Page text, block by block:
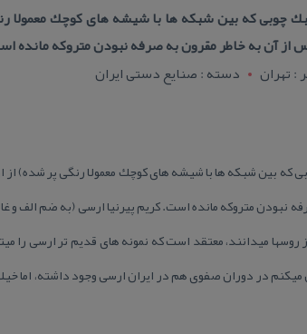
كه بین شبكه ها با شیشه های كوچك معمولا
از آن به خاطر مقرون به صرفه نبودن متروكه مانده
: تهران
دسته : صنایع دستی ایران
بین شبكه ها با شیشه های كوچك معمولا رنگی پر شده) از
نبودن متروكه مانده است. كریم پیرنیا ارسی (به ضم الف
روسها میدانند، معتقد است كه نمونه های قدیم تر ارسی را
میكنم در دوران صفوی هم در ایران ارسی وجود داشته،